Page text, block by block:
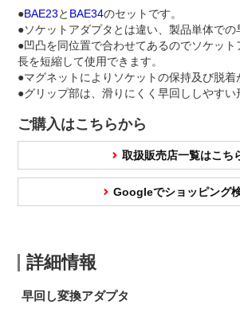
●BAE23と BAE34のセットです。
●ソケットアダプタとは違い、製品単体での
●凹凸を同位置で合わせてあるのでソケッ
長を短縮して使用できます。
●マグネットによりソケットの保持及び脱着
●グリップ部は、滑りにくく早回ししやすい
ご購入はこちらから
取扱販売店一覧はこち
Googleでショッピング
詳細情報
早回し変換アダプタ